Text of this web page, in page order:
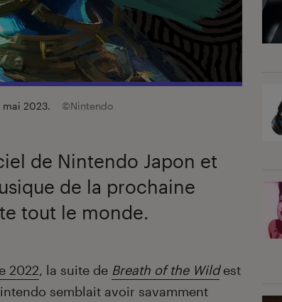
mai 2023. ©Nintendo
de Nintendo Japon et
de la prochaine
tout le monde.
2022, la suite de Breath of the Wildest
semblait avoir savamment